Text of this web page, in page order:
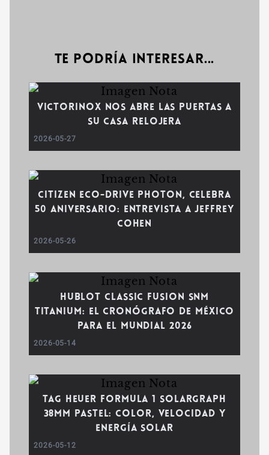
Te podría interesar...
Victorinox nos abre las puertas a
su casa relojera
2026-05-27
Citizen Eco-Drive Photon, celebra
50 aniversario: entrevista a Jeffrey
Cohen
2026-05-26
Hublot Classic Fusion SNM
Titanium: el cronógrafo de México
para el Mundial 2026
2026-05-14
TAG Heuer Formula 1 Solargraph
38mm Pastel: color, velocidad y
energía solar
2026-05-12